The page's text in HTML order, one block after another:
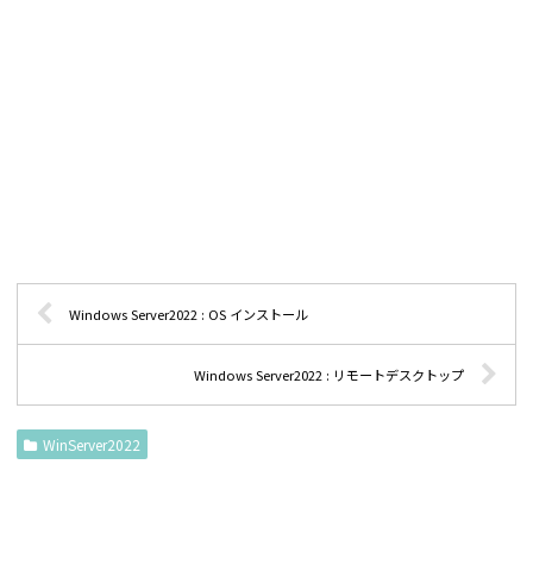
Windows Server2022 : OS インストール
Windows Server2022 : リモートデスクトップ
WinServer2022